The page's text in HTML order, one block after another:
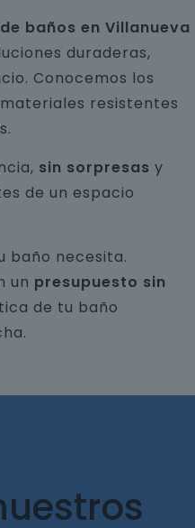
baños en Villanueva
duraderas,
Conocemos los
resistentes
sin sorpresas y
de un espacio
baño necesita.
un presupuesto sin
de tu baño